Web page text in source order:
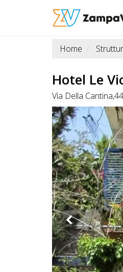
STRUTTURE
LUOGHI
OFFERTE
Home
Hotel Le
Via Della